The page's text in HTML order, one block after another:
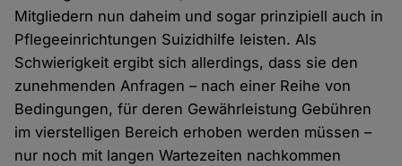
Mitgliedern nun daheim und sogar prinzipiell auch in
Pflegeeinrichtungen Suizidhilfe leisten. Als
Schwierigkeit ergibt sich allerdings, dass sie den
zunehmenden Anfragen – nach einer Reihe von
Bedingungen, für deren Gewährleistung Gebühren
im vierstelligen Bereich erhoben werden müssen –
nur noch mit langen Wartezeiten nachkommen